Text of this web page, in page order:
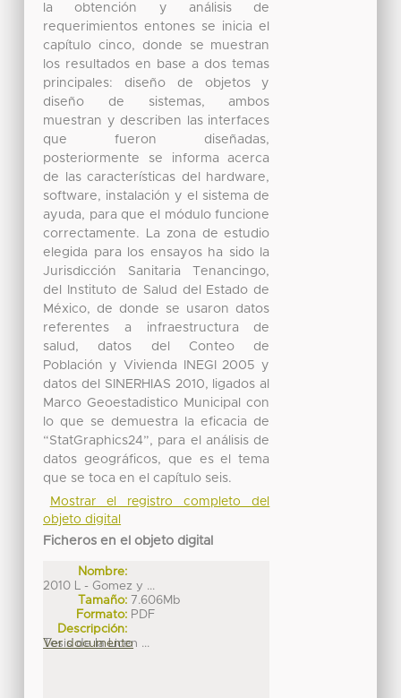
la obtención y análisis de
requerimientos entones se inicia el
capítulo cinco, donde se muestran
los resultados en base a dos temas
principales: diseño de objetos y
diseño de sistemas, ambos
muestran y describen las interfaces
que fueron diseñadas,
posteriormente se informa acerca
de las características del hardware,
software, instalación y el sistema de
ayuda, para que el módulo funcione
correctamente. La zona de estudio
elegida para los ensayos ha sido la
Jurisdicción Sanitaria Tenancingo,
del Instituto de Salud del Estado de
México, de donde se usaron datos
referentes a infraestructura de
salud, datos del Conteo de
Población y Vivienda INEGI 2005 y
datos del SINERHIAS 2010, ligados al
Marco Geoestadistico Municipal con
lo que se demuestra la eficacia de
“StatGraphics24”, para el análisis de
datos geográficos, que es el tema
que se toca en el capítulo seis.
Mostrar el registro completo del
objeto digital
Ficheros en el objeto digital
Nombre:
2010 L - Gomez y ...
Tamaño: 7.606Mb
Formato: PDF
Descripción:
Tesis de la Licen ...
Ver documento